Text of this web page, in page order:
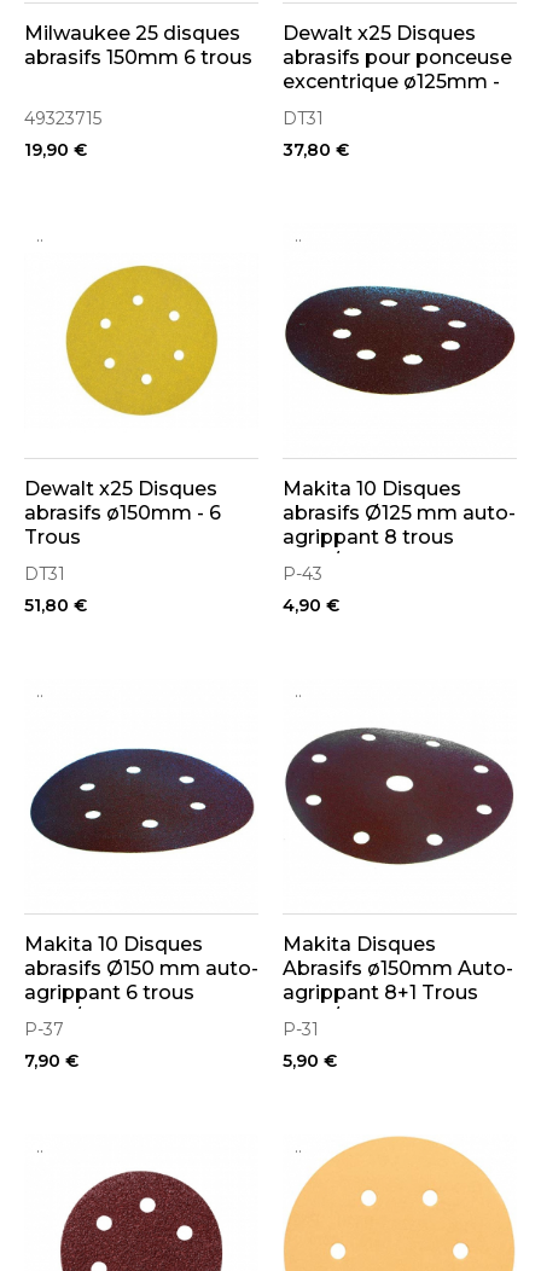
Milwaukee 25 disques
abrasifs 150mm 6 trous
49323715
19,90 €
Dewalt x25 Disques
abrasifs pour ponceuse
excentrique ø125mm -
8 Trous
DT31
37,80 €
..
Dewalt x25 Disques
abrasifs ø150mm - 6
Trous
DT31
51,80 €
..
Makita 10 Disques
abrasifs Ø125 mm auto-
agrippant 8 trous
(bois/métal)
P-43
4,90 €
..
Makita 10 Disques
abrasifs Ø150 mm auto-
agrippant 6 trous
(bois/métal)
P-37
7,90 €
..
Makita Disques
Abrasifs ø150mm Auto-
agrippant 8+1 Trous
(bois/métal)
P-31
5,90 €
.. ..